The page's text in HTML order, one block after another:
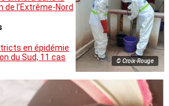
© Croix-Rouge
de l’Extrême-Nord
en épidémie
du Sud, 11 cas